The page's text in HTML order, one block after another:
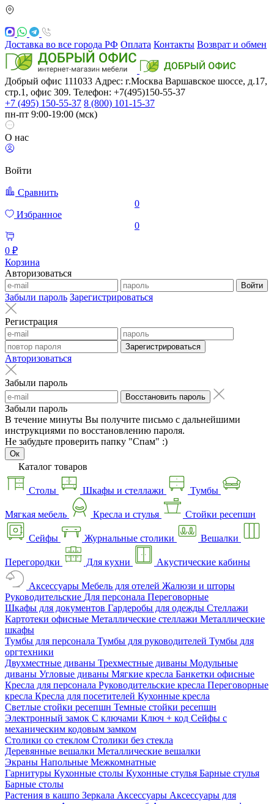
Доставка во все города РФ Оплата Контакты Возврат и обмен
Добрый офис 111033 Адрес: г.Москва Варшавское шоссе, д.17,
стр.1, офис 309. Телефон: +7(495)150-55-37
+7 (495) 150-55-37 8 (800) 101-15-37
пн-пт 9:00-19:00 (мск)
О нас
Войти
Сравнить
0
Избранное
0
0 ₽
Корзина
Авторизоваться
Войти
Забыли пароль Зарегистрироваться
Регистрация
Зарегистрироваться
Авторизоваться
Забыли пароль
Восстановить пароль
Забыли пароль
В течение минуты Вы получите письмо с дальнейшими
инструкциями по восстановлению пароля.
Не забудьте проверить папку "Спам" :)
Ок
Каталог товаров
Столы Шкафы и стеллажи Тумбы
Мягкая мебель Кресла и стулья Стойки ресепшн
Сейфы Журнальные столики Вешалки
Перегородки Для кухни Акустические кабины
Аксессуары Мебель для отелей Жалюзи и шторы
Руководительские Для персонала Переговорные
Шкафы для документов Гардеробы для одежды Стеллажи
Картотеки офисные Металлические стеллажи Металлические
шкафы
Тумбы для персонала Тумбы для руководителей Тумбы для
оргтехники
Двухместные диваны Трехместные диваны Модульные
диваны Угловые диваны Мягкие кресла Банкетки офисные
Кресла для персонала Руководительские кресла Переговорные
кресла Кресла для посетителей Кухонные кресла
Светлые стойки ресепшн Темные стойки ресепшн
Электронный замок С ключами Ключ + код Сейфы с
механическим кодовым замком
Столики со стеклом Столики без стекла
Деревянные вешалки Металлические вешалки
Экраны Напольные Межкомнатные
Гарнитуры Кухонные столы Кухонные стулья Барные стулья
Барные столы
Растения в кашпо Зеркала Аксессуары Аксессуары для